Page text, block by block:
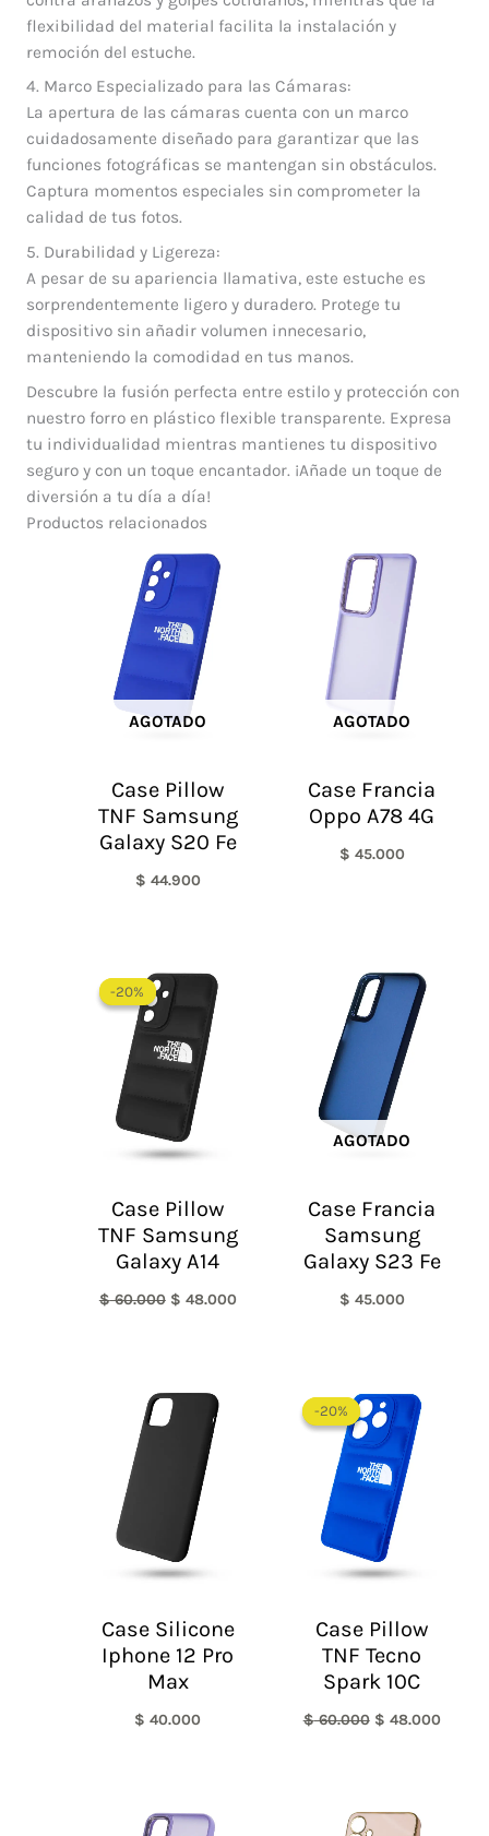
flexibilidad del material facilita la instalación y
remoción del estuche.
4. Marco Especializado para las Cámaras:
La apertura de las cámaras cuenta con un marco
cuidadosamente diseñado para garantizar que las
funciones fotográficas se mantengan sin obstáculos.
Captura momentos especiales sin comprometer la
calidad de tus fotos.
5. Durabilidad y Ligereza:
A pesar de su apariencia llamativa, este estuche es
sorprendentemente ligero y duradero. Protege tu
dispositivo sin añadir volumen innecesario,
manteniendo la comodidad en tus manos.
Descubre la fusión perfecta entre estilo y protección con
nuestro forro en plástico flexible transparente. Expresa
tu individualidad mientras mantienes tu dispositivo
seguro y con un toque encantador. ¡Añade un toque de
diversión a tu día a día!
Productos relacionados
AGOTADO
Case Pillow
TNF Samsung
Galaxy S20 Fe
$ 44.900
AGOTADO
Case Francia
Oppo A78 4G
$ 45.000
-20%
-20%
Case Pillow
TNF Samsung
Galaxy A14
$60.000
precio
original
era:
$ 60.000.
$ 48.000
AGOTADO
Case Francia
Samsung
Galaxy S23 Fe
$ 45.000
Case Silicone
Iphone 12 Pro
Max
$ 40.000
-20%
-20%
Case Pillow
TNF Tecno
Spark 10C
$60.000
precio
original
era:
$ 60.000.
$ 48.000